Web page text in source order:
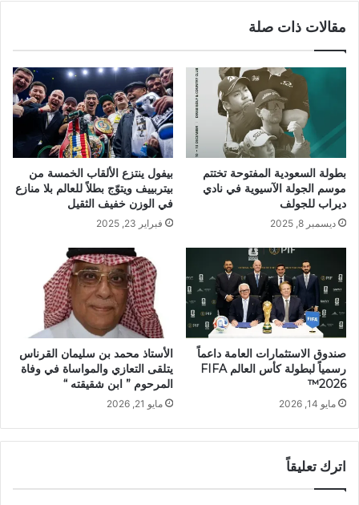
مقالات ذات صلة
بطولة السعودية المفتوحة تختتم
موسم الجولة الآسيوية في نادي
ديراب للجولف
ديسمبر 8, 2025
بيفول ينتزع الألقاب الخمسة من
بيتربييف ويتوّج بطلاً للعالم بلا منازع
في الوزن خفيف الثقيل
فبراير 23, 2025
صندوق الاستثمارات العامة داعماً
رسمياً لبطولة كأس العالم FIFA
2026™️
مايو 14, 2026
الأستاذ محمد بن سليمان القرناس
يتلقى التعازي والمواساة في وفاة
المرحوم ” ابن شقيقته “
مايو 21, 2026
اترك تعليقاً